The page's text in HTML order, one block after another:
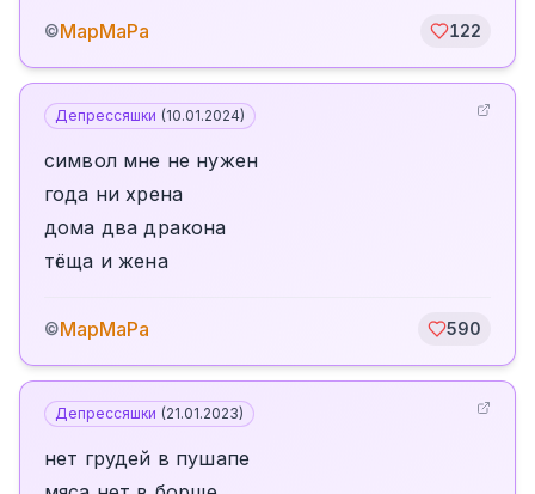
©МарМаРа 122
Депрессяшки (10.01.2024)
символ мне не нужен
года ни хрена
дома два дракона
тëща и жена
©МарМаРа 590
Депрессяшки (21.01.2023)
нет грудей в пушапе